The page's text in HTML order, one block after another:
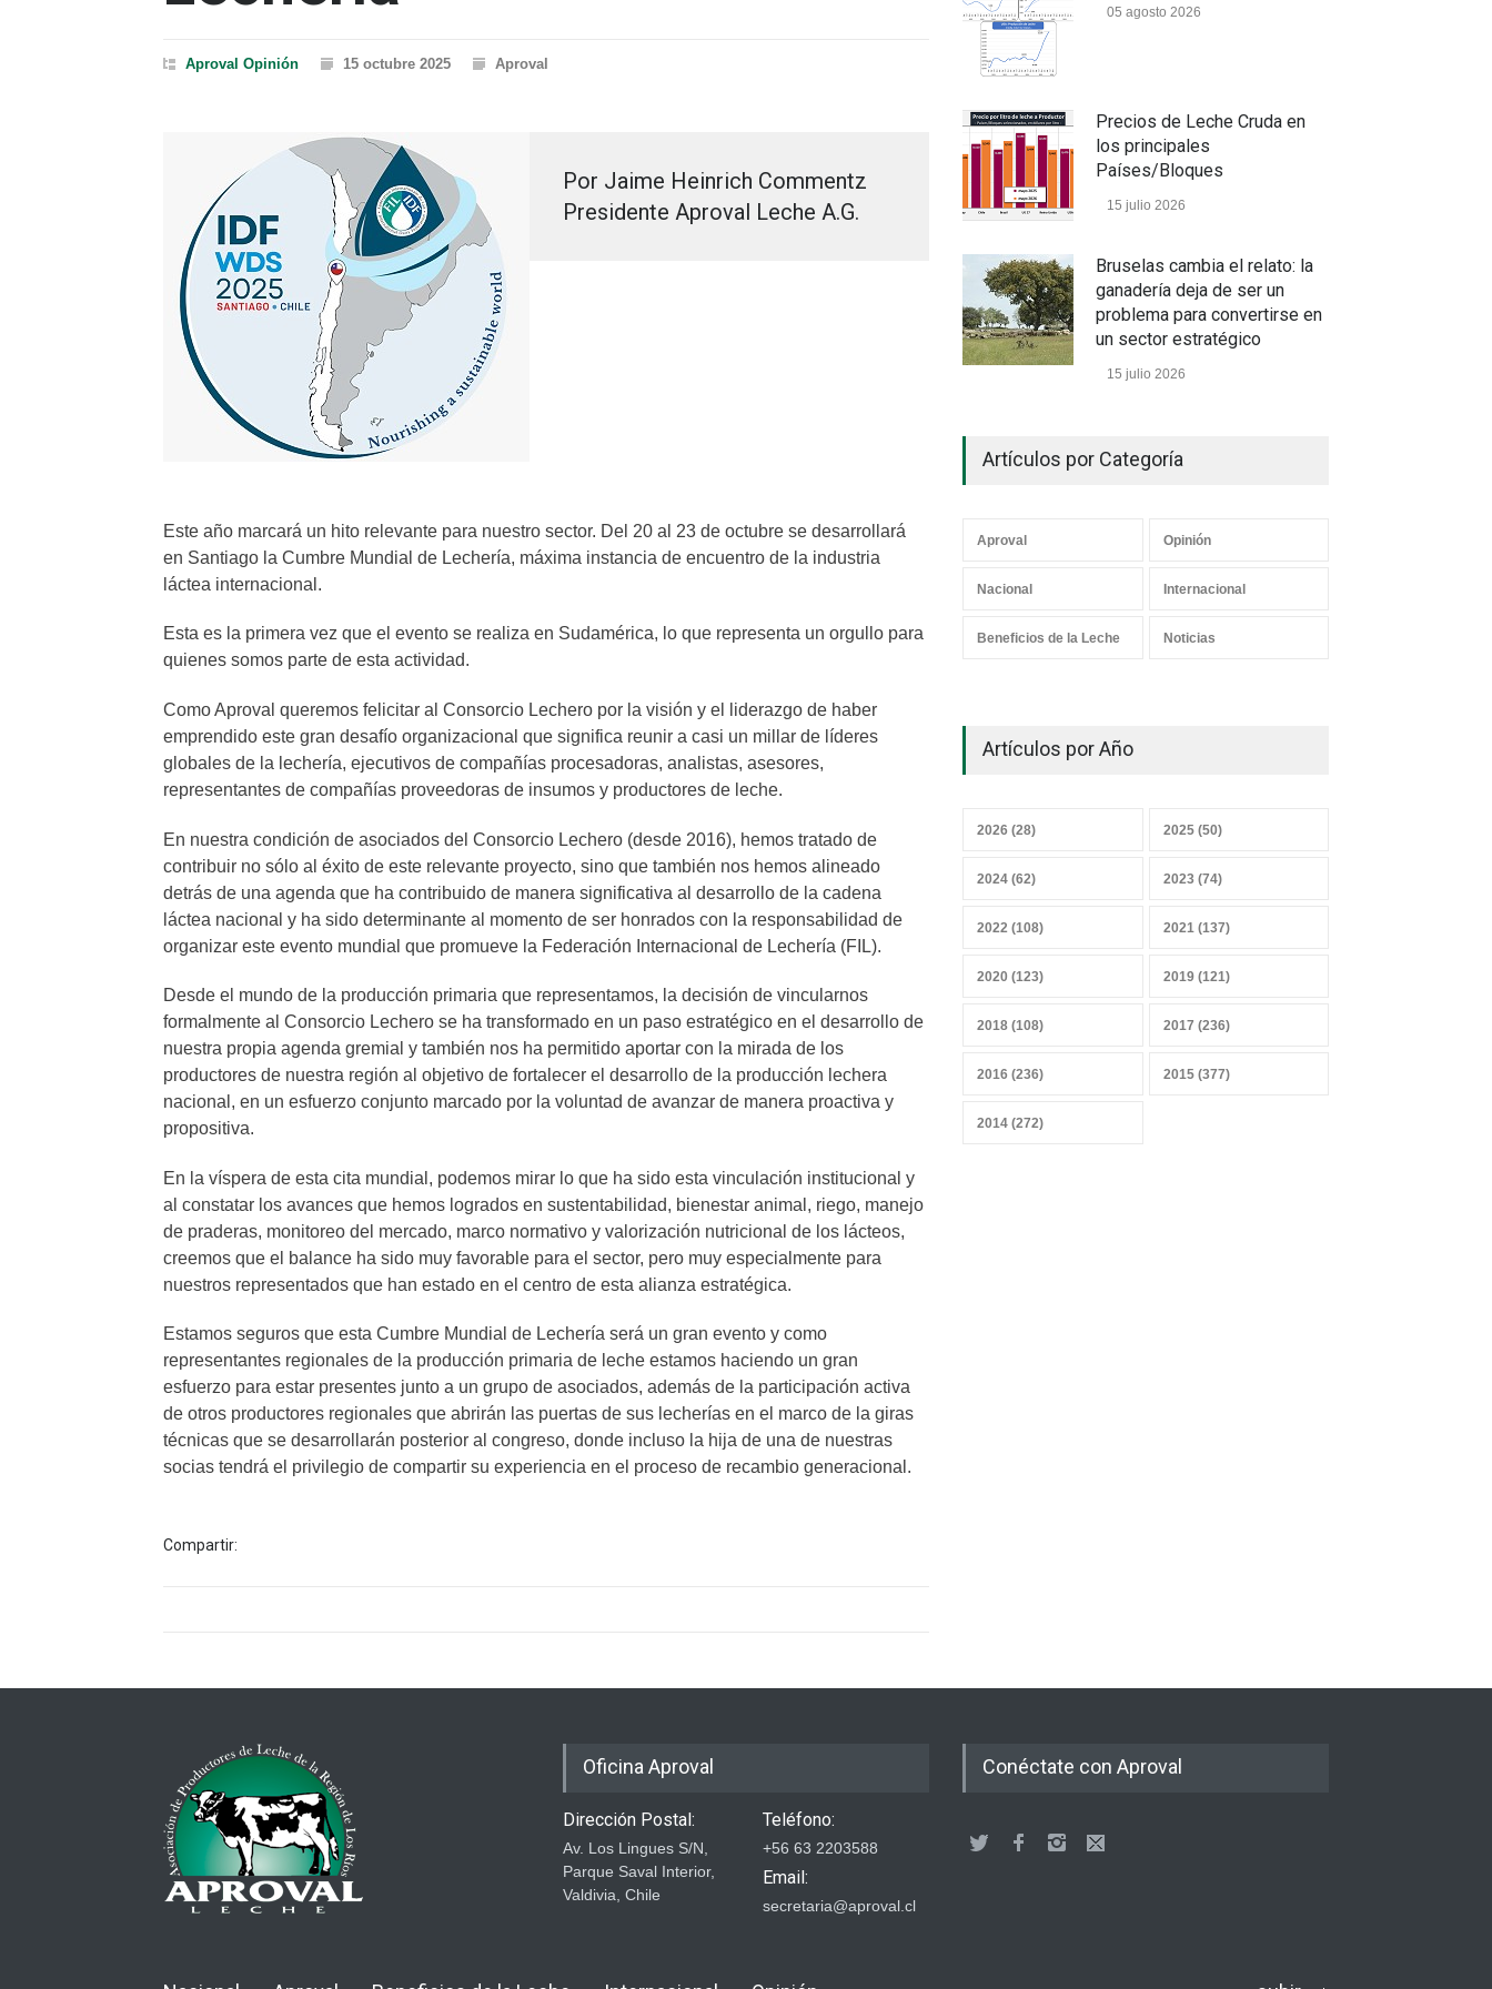
Aproval Opinión 15 octubre 2025 Aproval
Por Jaime Heinrich Commentz
Presidente Aproval Leche A.G.
Este año marcará un hito relevante para nuestro sector. Del 20 al 23 de octubre se desarrollará
en Santiago la Cumbre Mundial de Lechería, máxima instancia de encuentro de la industria
láctea internacional.
Esta es la primera vez que el evento se realiza en Sudamérica, lo que representa un orgullo para
quienes somos parte de esta actividad.
Como Aproval queremos felicitar al Consorcio Lechero por la visión y el liderazgo de haber
emprendido este gran desafío organizacional que significa reunir a casi un millar de líderes
globales de la lechería, ejecutivos de compañías procesadoras, analistas, asesores,
representantes de compañías proveedoras de insumos y productores de leche.
En nuestra condición de asociados del Consorcio Lechero (desde 2016), hemos tratado de
contribuir no sólo al éxito de este relevante proyecto, sino que también nos hemos alineado
detrás de una agenda que ha contribuido de manera significativa al desarrollo de la cadena
láctea nacional y ha sido determinante al momento de ser honrados con la responsabilidad de
organizar este evento mundial que promueve la Federación Internacional de Lechería (FIL).
Desde el mundo de la producción primaria que representamos, la decisión de vincularnos
formalmente al Consorcio Lechero se ha transformado en un paso estratégico en el desarrollo de
nuestra propia agenda gremial y también nos ha permitido aportar con la mirada de los
productores de nuestra región al objetivo de fortalecer el desarrollo de la producción lechera
nacional, en un esfuerzo conjunto marcado por la voluntad de avanzar de manera proactiva y
propositiva.
En la víspera de esta cita mundial, podemos mirar lo que ha sido esta vinculación institucional y
al constatar los avances que hemos logrados en sustentabilidad, bienestar animal, riego, manejo
de praderas, monitoreo del mercado, marco normativo y valorización nutricional de los lácteos,
creemos que el balance ha sido muy favorable para el sector, pero muy especialmente para
nuestros representados que han estado en el centro de esta alianza estratégica.
Estamos seguros que esta Cumbre Mundial de Lechería será un gran evento y como
representantes regionales de la producción primaria de leche estamos haciendo un gran
esfuerzo para estar presentes junto a un grupo de asociados, además de la participación activa
de otros productores regionales que abrirán las puertas de sus lecherías en el marco de la giras
técnicas que se desarrollarán posterior al congreso, donde incluso la hija de una de nuestras
socias tendrá el privilegio de compartir su experiencia en el proceso de recambio generacional.
Compartir:
05 agosto 2026
Precios de Leche Cruda en
los principales
Países/Bloques
15 julio 2026
Bruselas cambia el relato: la
ganadería deja de ser un
problema para convertirse en
un sector estratégico
15 julio 2026
05 julio 2026
cuándo?
Artículos por Categoría
Aproval Opinión
Nacional Internacional
Beneficios de la Leche Noticias
Artículos por Año
2026 (28) 2025 (50)
2024 (62) 2023 (74)
2022 (108) 2021 (137)
2020 (123) 2019 (121)
2018 (108) 2017 (236)
2016 (236) 2015 (377)
2014 (272)
Oficina Aproval
Dirección Postal:
Av. Los Lingues S/N,
Parque Saval Interior,
Valdivia, Chile
Teléfono:
+56 63 2203588
Email:
secretaria@aproval.cl
Conéctate con Aproval